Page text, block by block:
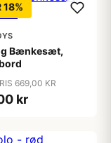
18%
Bænkesæt,
669,00 KR
kr